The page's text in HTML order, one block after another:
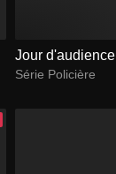
Jour d'audience
Série Policière